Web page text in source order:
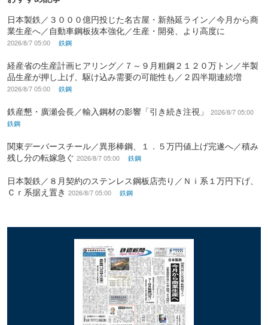
日本製鉄／３０００億円投じた名古屋・新熱延ライン／今月から商
業生産へ／自動車鋼板抜本強化／生産・開発、より高度に
2026/8/7 05:00 鉄鋼
経産省の生産計画ヒアリング／７～９月粗鋼２１２０万トン／半製
品生産が押し上げ、駆け込み需要の可能性も／２四半期連続増
2026/8/7 05:00 鉄鋼
鉄産懇・廣瀬会長／輸入鋼材の影響「引き続き注視」
2026/8/7 05:00
鉄鋼
関東デーバースチール／異形棒鋼、１．５万円値上げ完遂へ／積み
残し分の転嫁急ぐ 2026/8/7 05:00 鉄鋼
日本製鉄／８月契約のステンレス鋼板店売り／Ｎｉ系１万円下げ、
Ｃｒ系据え置き 2026/8/7 05:00 鉄鋼